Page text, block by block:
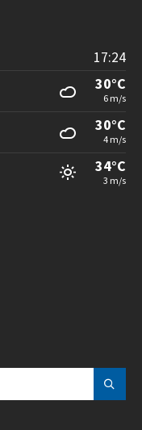
17:24
30°C
6 m/s
30°C
4 m/s
34°C
3 m/s